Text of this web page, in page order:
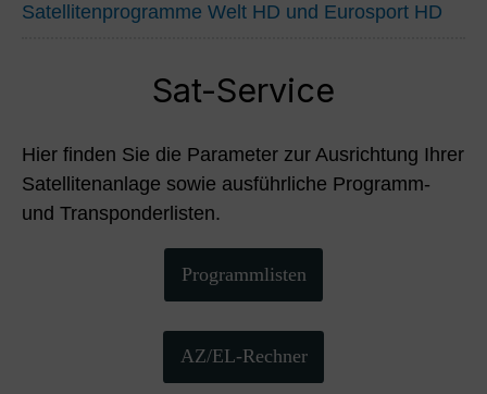
Satellitenprogramme Welt HD und Eurosport HD
Sat-Service
Hier finden Sie die Parameter zur Ausrichtung Ihrer
Satellitenanlage sowie ausführliche Programm-
und Transponderlisten.
Programmlisten
AZ/EL-Rechner